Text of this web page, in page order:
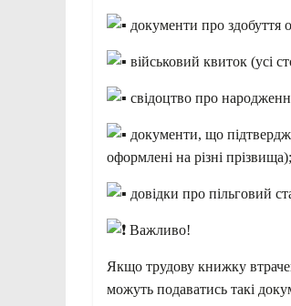
документи про здобуття
військовий квиток (усі
свідоцтво про
документи, що
оформлені на різні прізвища);
довідки про пільговий
Важливо!
Якщо трудову книжку
можуть подаватись такі